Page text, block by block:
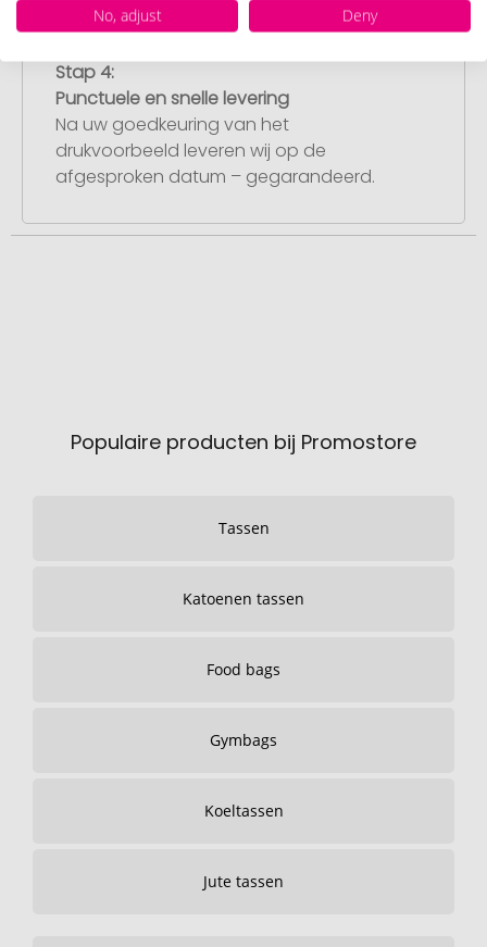
Stap 4:
Punctuele en snelle levering
Na uw goedkeuring van het
drukvoorbeeld leveren wij op de
afgesproken datum – gegarandeerd.
Populaire producten bij Promostore
Tassen
Katoenen tassen
Food bags
Gymbags
Koeltassen
Jute tassen
No, adjust
Deny